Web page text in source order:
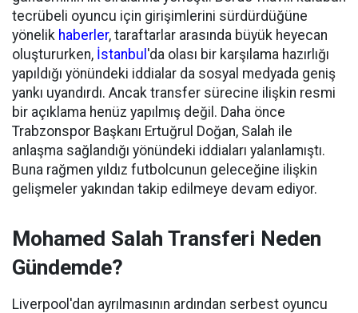
tecrübeli oyuncu için girişimlerini sürdürdüğüne
yönelik haberler, taraftarlar arasında büyük heyecan
oluştururken, İstanbul 'da olası bir karşılama hazırlığı
yapıldığı yönündeki iddialar da sosyal medyada geniş
yankı uyandırdı. Ancak transfer sürecine ilişkin resmi
bir açıklama henüz yapılmış değil. Daha önce
Trabzonspor Başkanı Ertuğrul Doğan, Salah ile
anlaşma sağlandığı yönündeki iddiaları yalanlamıştı.
Buna rağmen yıldız futbolcunun geleceğine ilişkin
gelişmeler yakından takip edilmeye devam ediyor.
Mohamed Salah Transferi Neden
Gündemde?
Liverpool'dan ayrılmasının ardından serbest oyuncu